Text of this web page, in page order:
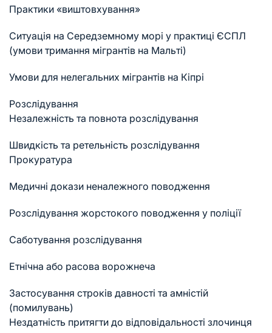
Практики «виштовхування»
Ситуація на Середземному морі у практиці ЄСПЛ
(умови тримання мігрантів на Мальті)
Умови для нелегальних мігрантів на Кіпрі
Розслідування
Незалежність та повнота розслідування
Швидкість та ретельність розслідування
Прокуратура
Медичні докази неналежного поводження
Розслідування жорстокого поводження у поліції
Саботування розслідування
Етнічна або расова ворожнеча
Застосування строків давності та амністій
(помилувань)
Нездатність притягти до відповідальності злочинця